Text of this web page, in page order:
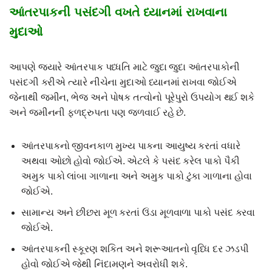
આંતરપાકની પસંદગી વખતે ધ્યાનમાં રાખવાના
મુદાઓ
આપણે જયારે આંતરપાક પધ્ધતિ માટે જુદા જુદા આંતરપાકોની
પસંદગી કરીએ ત્યારે નીચેના મુદાઓ ધ્યાનમાં રાખવા જોઈએ
જેનાથી જમીન, ભેજ અને પોષક તત્વોનો પૂરેપુરો ઉપયોગ થઈ શકે
અને જમીનની ફળદ્રુપતા પણ જળવાઈ રહે છે.
આંતરપાકનો જીવનકાળ મુખ્ય પાકના આયુષ્ય કરતાં વધારે
અથવા ઓછો હોવો જોઈએ. એટલે કે પસંદ કરેલ પાકો પૈકી
અમુક પાકો લાંબા ગાળાના અને અમુક પાકો ટુંકા ગાળાના હોવા
જોઈએ.
સામાન્ય અને છીછરા મૂળ કરતાં ઉંડા મૂળવાળા પાકો પસંદ કરવા
જોઈએ.
આંતરપાકની સ્કૂરણ શકિત અને શરૂઆતનો વૃધ્ધિ દર ઝડપી
હોવો જોઈએ જેથી નિંદામણને અવરોધી શકે.